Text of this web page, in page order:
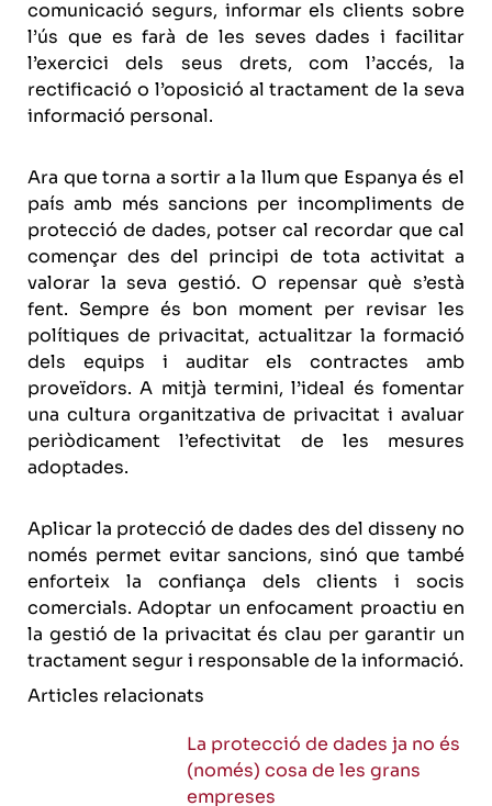
comunicació segurs, informar els clients sobre
l’ús que es farà de les seves dades i facilitar
l’exercici dels seus drets, com l’accés, la
rectificació o l’oposició al tractament de la seva
informació personal.
Ara que torna a sortir a la llum que Espanya és el
país amb més sancions per incompliments de
protecció de dades, potser cal recordar que cal
començar des del principi de tota activitat a
valorar la seva gestió. O repensar què s’està
fent. Sempre és bon moment per revisar les
polítiques de privacitat, actualitzar la formació
dels equips i auditar els contractes amb
proveïdors. A mitjà termini, l’ideal és fomentar
una cultura organitzativa de privacitat i avaluar
periòdicament l’efectivitat de les mesures
adoptades.
Aplicar la protecció de dades des del disseny no
només permet evitar sancions, sinó que també
enforteix la confiança dels clients i socis
comercials. Adoptar un enfocament proactiu en
la gestió de la privacitat és clau per garantir un
tractament segur i responsable de la informació.
Articles relacionats
La protecció de dades ja no és
(només) cosa de les grans
empreses